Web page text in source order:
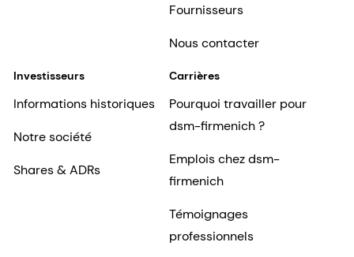
Fournisseurs
Nous contacter
Investisseurs
Informations historiques
Notre société
Shares & ADRs
Carrières
Pourquoi travailler pour
dsm-firmenich ?
Emplois chez dsm-
firmenich
Témoignages
professionnels